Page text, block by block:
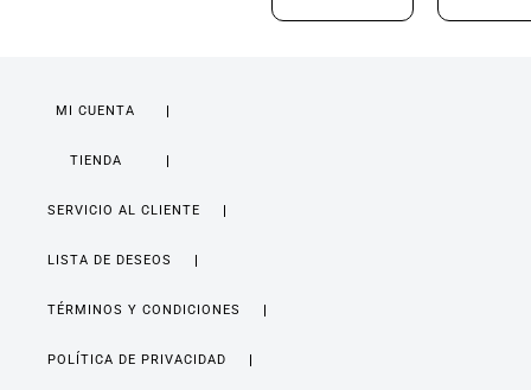
MI CUENTA
TIENDA
SERVICIO AL CLIENTE
LISTA DE DESEOS
TÉRMINOS Y CONDICIONES
POLÍTICA DE PRIVACIDAD